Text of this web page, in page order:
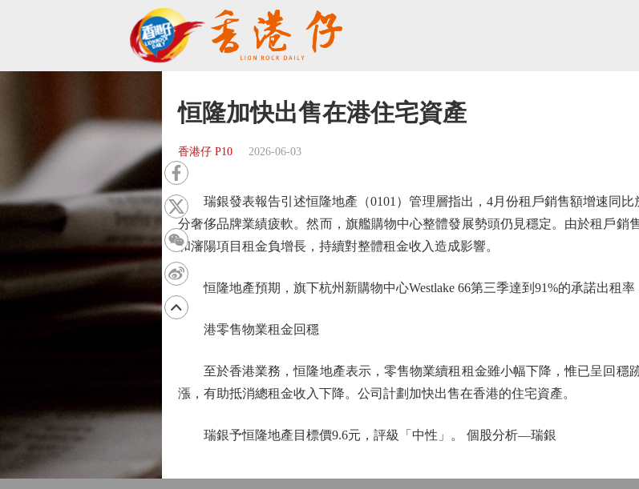
恒隆加快出售在港住宅資產
香港仔 P10 2026-06-03
瑞銀發表報告引述恒隆地產（0101）管理層指出，4月份租戶銷售額增速同比
分奢侈品牌業績疲軟。然而，旗艦購物中心整體發展勢頭仍見穩定。由於租戶銷
和瀋陽項目租金負增長，持續對整體租金收入造成影響。
恒隆地產預期，旗下杭州新購物中心Westlake 66第三季達到91%的承諾出租率
港零售物業租金回穩
至於香港業務，恒隆地產表示，零售物業續租租金雖小幅下降，惟已呈回穩
漲，有助抵消總租金收入下降。公司計劃加快出售在香港的住宅資產。
瑞銀予恒隆地產目標價9.6元，評級「中性」。 個股分析—瑞銀